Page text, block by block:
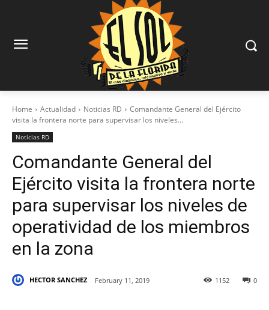
Home Actualidad Noticias RD
Comandante General del Ejército
visita la frontera norte para supervisar los niveles...
Noticias RD
Comandante General del
Ejército visita la frontera norte
para supervisar los niveles de
operatividad de los miembros
en la zona
HECTOR SANCHEZ February 11, 2019 0
1152